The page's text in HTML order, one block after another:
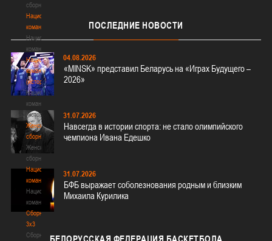
сборные
Национальная
команда
Национальная
команда
Национальная
команда
(история)
Национальная
команда
(история)
Женские
сборные
Женские
сборные
Национальная
команда
Национальная
команда
Сборные
3х3
Сборные
ПОСЛЕДНИЕ НОВОСТИ
04.08.2026
«MINSK» представил Беларусь на «Играх Будущего –
2026»
31.07.2026
Навсегда в истории спорта: не стало олимпийского
чемпиона Ивана Едешко
31.07.2026
БФБ выражает соболезнования родным и близким
Михаила Курилика